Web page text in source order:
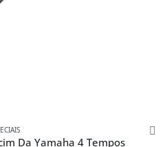
Da Yamaha 4 Tempos